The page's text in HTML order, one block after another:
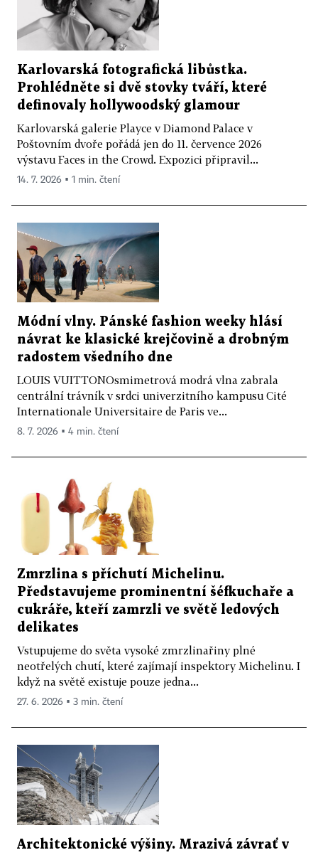
Karlovarská fotografická libůstka.
Prohlédněte si dvě stovky tváří, které
definovaly hollywoodský glamour
Karlovarská galerie Playce v Diamond Palace v
Poštovním dvoře pořádá jen do 11. července 2026
výstavu Faces in the Crowd. Expozici připravil...
14. 7. 2026 ▪ 1 min. čtení
Módní vlny. Pánské fashion weeky hlásí
návrat ke klasické krejčovině a drobným
radostem všedního dne
LOUIS VUITTONOsmimetrová modrá vlna zabrala
centrální trávník v srdci univerzitního kampusu Cité
Internationale Universitaire de Paris ve...
8. 7. 2026 ▪ 4 min. čtení
Zmrzlina s příchutí Michelinu.
Představujeme prominentní šéfkuchaře a
cukráře, kteří zamrzli ve světě ledových
delikates
Vstupujeme do světa vysoké zmrzlinařiny plné
neotřelých chutí, které zajímají inspektory Michelinu. I
když na světě existuje pouze jedna...
27. 6. 2026 ▪ 3 min. čtení
Architektonické výšiny. Mrazivá závrať v